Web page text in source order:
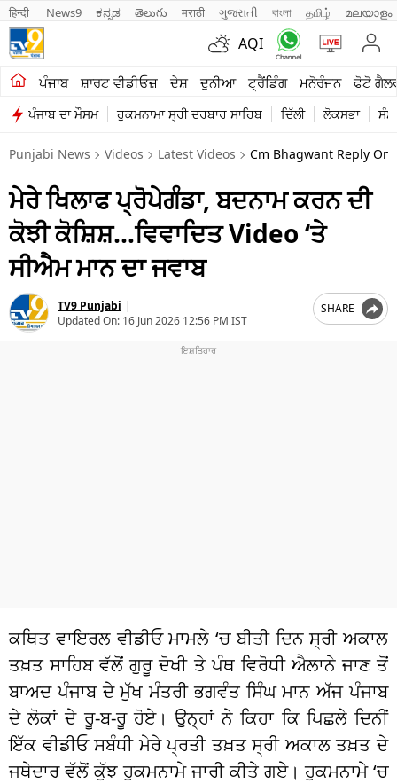
हिन्दी News9 ಕನ್ನಡ తెలుగు मराठी ગુજરાતી বাংলা தமிழ் മലയാളം
AQI
ਪੰਜਾਬ ਸ਼ਾਰਟ ਵੀਡੀਓਜ਼ ਦੇਸ਼ ਦੁਨੀਆ ਟ੍ਰੈਂਡਿੰਗ ਮਨੋਰੰਜਨ ਫੋਟੋ
ਪੰਜਾਬ ਦਾ ਮੌਸਮ ਹੁਕਮਨਾਮਾ ਸ੍ਰੀ ਦਰਬਾਰ ਸਾਹਿਬ ਦਿੱਲੀ ਲੋਕਸਭਾ
ਖੇਤੀਬਾੜੀ
ਸ਼ਾਰਟ ਵੀਡੀਓਜ਼
ਕਾਰੋਬਾਰ
ਕਰਿਅਰ
ਮਨੋਰੰਜਨ
ਦੇਸ਼
ਲਾਈਫ ਸਟਾਈਲ
ਚੋਣਾਂ 2026
Punjabi News Videos Latest Videos Cm Bhagwant Reply On
ਮੇਰੇ ਖਿਲਾਫ ਪ੍ਰੋਪੇਗੰਡਾ, ਬਦਨਾਮ ਕਰਨ ਦੀ
ਕੋਝੀ ਕੋਸ਼ਿਸ਼…ਵਿਵਾਦਿਤ Video ‘ਤੇ
ਸੀਐਮ ਮਾਨ ਦਾ ਜਵਾਬ
TV9 Punjabi |
Updated On: 16 Jun 2026 12:56 PM IST
SHARE
ਕਥਿਤ ਵਾਇਰਲ ਵੀਡੀਓ ਮਾਮਲੇ ‘ਚ ਬੀਤੀ ਦਿਨ ਸ੍ਰੀ ਅਕਾਲ
ਤਖ਼ਤ ਸਾਹਿਬ ਵੱਲੋਂ ਗੁਰੂ ਦੋਖੀ ਤੇ ਪੰਥ ਵਿਰੋਧੀ ਐਲਾਨੇ ਜਾਣ ਤੋਂ
ਬਾਅਦ ਪੰਜਾਬ ਦੇ ਮੁੱਖ ਮੰਤਰੀ ਭਗਵੰਤ ਸਿੰਘ ਮਾਨ ਅੱਜ ਪੰਜਾਬ
ਦੇ ਲੋਕਾਂ ਦੇ ਰੂ-ਬ-ਰੂ ਹੋਏ। ਉਨ੍ਹਾਂ ਨੇ ਕਿਹਾ ਕਿ ਪਿਛਲੇ ਦਿਨੀਂ
ਇੱਕ ਵੀਡੀਓ ਸਬੰਧੀ ਮੇਰੇ ਪ੍ਰਤੀ ਤਖ਼ਤ ਸ੍ਰੀ ਅਕਾਲ ਤਖ਼ਤ ਦੇ
ਜਥੇਦਾਰ ਵੱਲੋਂ ਕੁੱਝ ਹੁਕਮਨਾਮੇ ਜਾਰੀ ਕੀਤੇ ਗਏ। ਹੁਕਮਨਾਮੇ ‘ਚ